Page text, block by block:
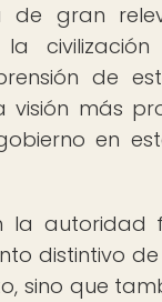
de gran
de
visión más
en
la autoridad
distintivo
sino que